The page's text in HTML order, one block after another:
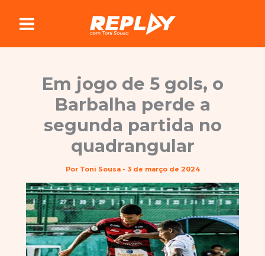
conteúdo
Em jogo de 5 gols, o
Barbalha perde a
segunda partida no
quadrangular
Por Toni Sousa - 3 de março de 2024